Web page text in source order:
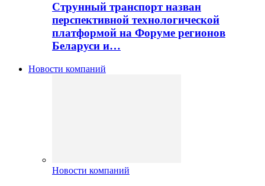
Струнный транспорт назван
перспективной технологической
платформой на Форуме регионов
Беларуси и…
Новости компаний
Новости компаний